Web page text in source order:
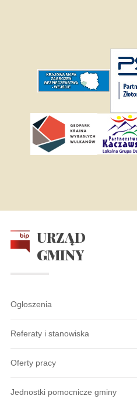
URZĄD
GMINY
Ogłoszenia
Referaty i stanowiska
Oferty pracy
Jednostki pomocnicze gminy